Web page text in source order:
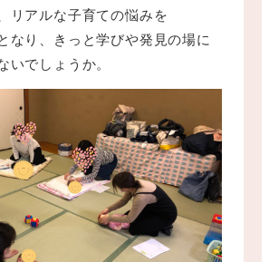
リアルな子育ての悩みを
なり、きっと学びや発見の場に
いでしょうか。